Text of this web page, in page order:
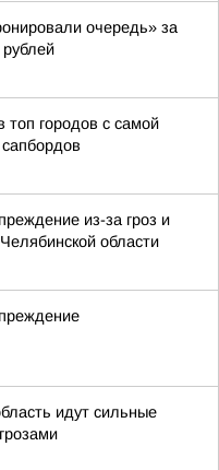
очередь» за
топ городов с самой
из-за гроз и
области
идут сильные